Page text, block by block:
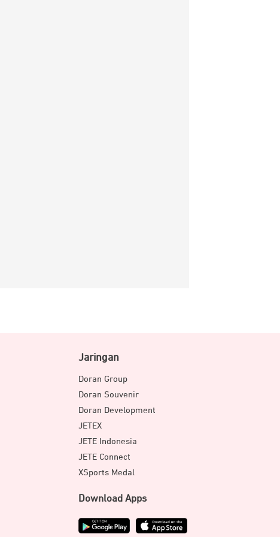
Jaringan
Doran Group
Doran Souvenir
Doran Development
JETEX
JETE Indonesia
JETE Connect
XSports Medal
Download Apps